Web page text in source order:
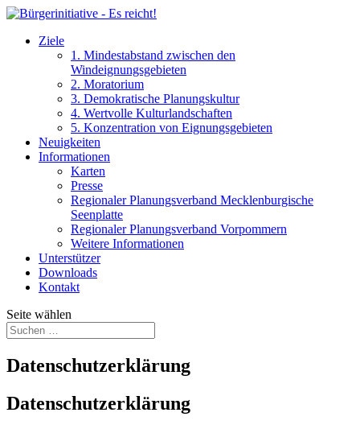
Ziele
1. Mindestabstand zwischen den
Windeignungsgebieten
2. Moratorium
3. Demokratische Planungskultur
4. Wertvolle Kulturlandschaften
5. Konzentration von Eignungsgebieten
Neuigkeiten
Informationen
Karten
Presse
Regionaler Planungsverband Mecklenburgische
Seenplatte
Regionaler Planungsverband Vorpommern
Weitere Informationen
Unterstützer
Downloads
Kontakt
Seite wählen
Datenschutzerklärung
Datenschutzerklärung